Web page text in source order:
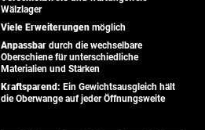
Wälzlager
Viele Erweiterungen möglich
Anpassbar durch die wechselbare
Oberschiene für unterschiedliche
Materialien und Stärken
Kraftsparend: Ein Gewichtsausgleich hält
die Oberwange auf jeder Öffnungsweite